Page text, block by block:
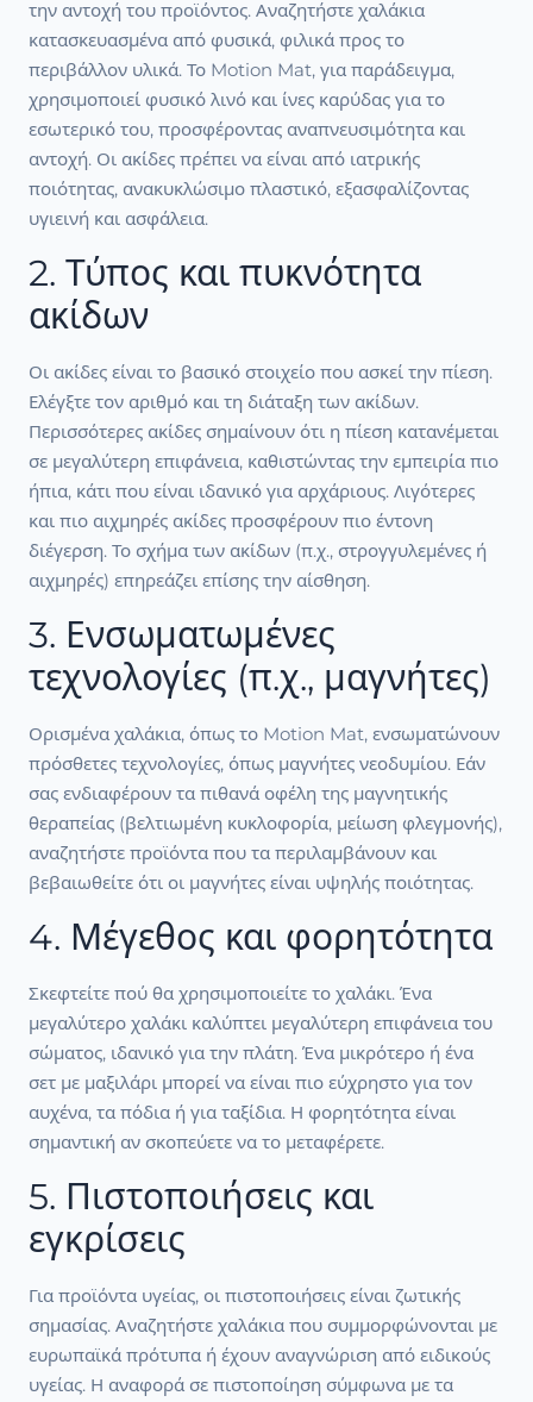
την αντοχή του προϊόντος. Αναζητήστε χαλάκια
κατασκευασμένα από φυσικά, φιλικά προς το
περιβάλλον υλικά. Το Motion Mat, για παράδειγμα,
χρησιμοποιεί φυσικό λινό και ίνες καρύδας για το
εσωτερικό του, προσφέροντας αναπνευσιμότητα και
αντοχή. Οι ακίδες πρέπει να είναι από ιατρικής
ποιότητας, ανακυκλώσιμο πλαστικό, εξασφαλίζοντας
υγιεινή και ασφάλεια.
2. Τύπος και πυκνότητα
ακίδων
Οι ακίδες είναι το βασικό στοιχείο που ασκεί την πίεση.
Ελέγξτε τον αριθμό και τη διάταξη των ακίδων.
Περισσότερες ακίδες σημαίνουν ότι η πίεση κατανέμεται
σε μεγαλύτερη επιφάνεια, καθιστώντας την εμπειρία πιο
ήπια, κάτι που είναι ιδανικό για αρχάριους. Λιγότερες
και πιο αιχμηρές ακίδες προσφέρουν πιο έντονη
διέγερση. Το σχήμα των ακίδων (π.χ., στρογγυλεμένες ή
αιχμηρές) επηρεάζει επίσης την αίσθηση.
3. Ενσωματωμένες
τεχνολογίες (π.χ., μαγνήτες)
Ορισμένα χαλάκια, όπως το Motion Mat, ενσωματώνουν
πρόσθετες τεχνολογίες, όπως μαγνήτες νεοδυμίου. Εάν
σας ενδιαφέρουν τα πιθανά οφέλη της μαγνητικής
θεραπείας (βελτιωμένη κυκλοφορία, μείωση φλεγμονής),
αναζητήστε προϊόντα που τα περιλαμβάνουν και
βεβαιωθείτε ότι οι μαγνήτες είναι υψηλής ποιότητας.
4. Μέγεθος και φορητότητα
Σκεφτείτε πού θα χρησιμοποιείτε το χαλάκι. Ένα
μεγαλύτερο χαλάκι καλύπτει μεγαλύτερη επιφάνεια του
σώματος, ιδανικό για την πλάτη. Ένα μικρότερο ή ένα
σετ με μαξιλάρι μπορεί να είναι πιο εύχρηστο για τον
αυχένα, τα πόδια ή για ταξίδια. Η φορητότητα είναι
σημαντική αν σκοπεύετε να το μεταφέρετε.
5. Πιστοποιήσεις και
εγκρίσεις
Για προϊόντα υγείας, οι πιστοποιήσεις είναι ζωτικής
σημασίας. Αναζητήστε χαλάκια που συμμορφώνονται με
ευρωπαϊκά πρότυπα ή έχουν αναγνώριση από ειδικούς
υγείας. Η αναφορά σε πιστοποίηση σύμφωνα με τα